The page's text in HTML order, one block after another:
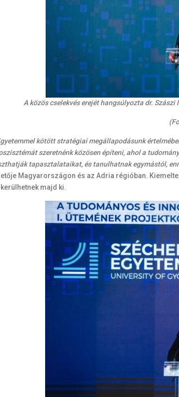
A közös cselekvés erejét hangsúlyozta dr.
kötött stratégiai megállapodásunk
szeretnénk közösen építeni, ahol a
tapasztalataikat, és tanulhatnak egymástól,
Magyarországon és az Adria régióban.
majd ki.